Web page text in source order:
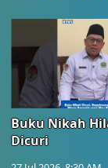
Buku Nikah
Dicuri